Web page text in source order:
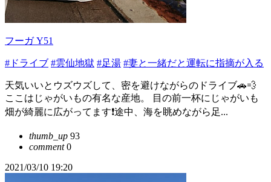
フーガ Y51
#ドライブ #雲仙地獄 #足湯 #妻と一緒だと運転に指摘が入る
天気いいとウズウズして、密を避けながらのドライブ🚗💨
ここはじゃがいもの有名な産地。 目の前一杯にじゃがいも
畑が綺麗に広がってます❗途中、海を眺めながら足...
thumb_up 93
comment0
2021/03/10 19:20